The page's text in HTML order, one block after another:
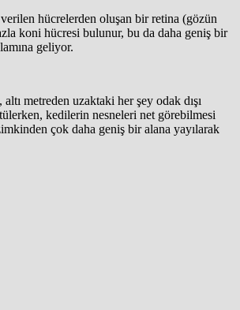
hücrelerden oluşan bir retina (gözün
koni hücresi bulunur, bu da daha geniş bir
geliyor.
metreden uzaktaki her şey odak dışı
kedilerin nesneleri net görebilmesi
çok daha geniş bir alana yayılarak